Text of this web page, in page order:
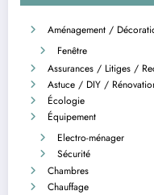
Aménagement /
Fenêtre
Assurances / Litiges /
Astuce / DIY /
Écologie
Équipement
Electro-ménager
Sécurité
Chambres
Chauffage